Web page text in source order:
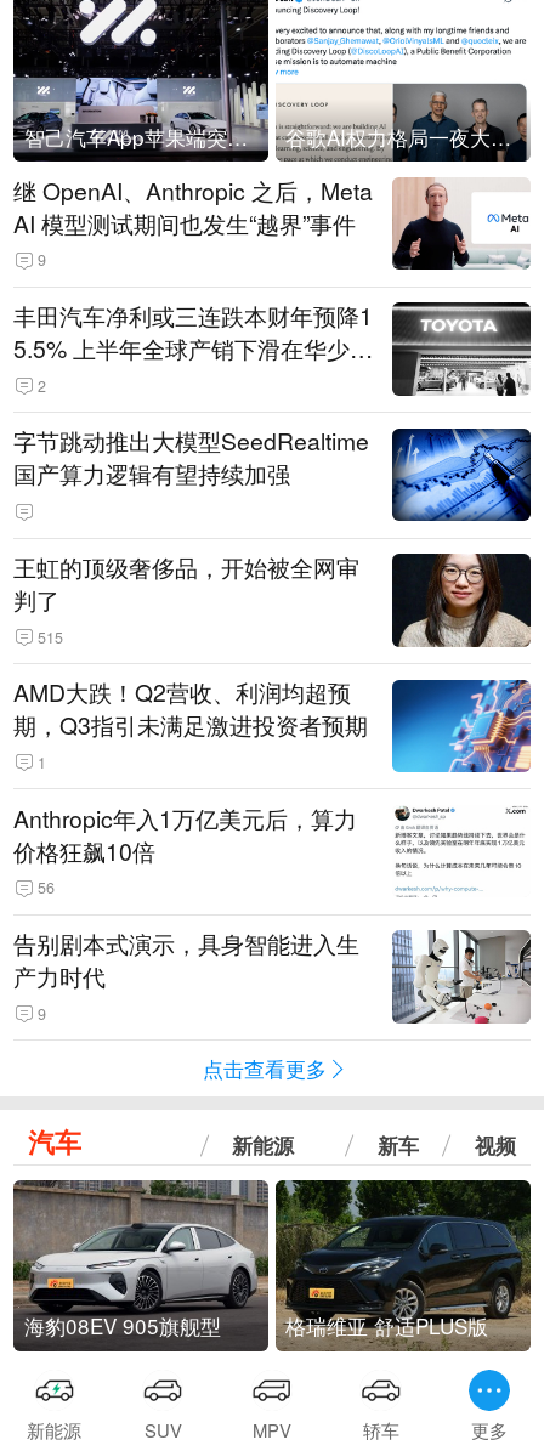
智己汽车App苹果端突然“下架” 谷歌AI权力格局一夜大洗牌
继 OpenAI、Anthropic 之后，Meta
AI 模型测试期间也发生“越界”事件
9
丰田汽车净利或三连跌本财年预降1
5.5% 上半年全球产销下滑在华少卖
14.3万辆
2
字节跳动推出大模型SeedRealtime
国产算力逻辑有望持续加强
王虹的顶级奢侈品，开始被全网审
判了
515
AMD大跌！Q2营收、利润均超预
期，Q3指引未满足激进投资者预期
1
Anthropic年入1万亿美元后，算力
价格狂飙10倍
56
告别剧本式演示，具身智能进入生
产力时代
9
点击查看更多
汽车 新能源 新车 视频
海豹08EV 905旗舰型 格瑞维亚 舒适PLUS版
新能源 SUV MPV 轿车 更多